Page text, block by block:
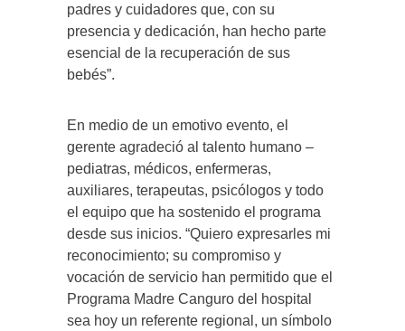
padres y cuidadores que, con su
presencia y dedicación, han hecho parte
esencial de la recuperación de sus
bebés”.
En medio de un emotivo evento, el
gerente agradeció al talento humano –
pediatras, médicos, enfermeras,
auxiliares, terapeutas, psicólogos y todo
el equipo que ha sostenido el programa
desde sus inicios. “Quiero expresarles mi
reconocimiento; su compromiso y
vocación de servicio han permitido que el
Programa Madre Canguro del hospital
sea hoy un referente regional, un símbolo